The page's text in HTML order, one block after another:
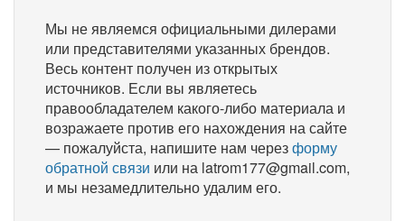
Мы не являемся официальными дилерами
или представителями указанных брендов.
Весь контент получен из открытых
источников. Если вы являетесь
правообладателем какого-либо материала и
возражаете против его нахождения на сайте
— пожалуйста, напишите нам черезформу
обратной связи или на latrom177@gmail.com,
и мы незамедлительно удалим его.